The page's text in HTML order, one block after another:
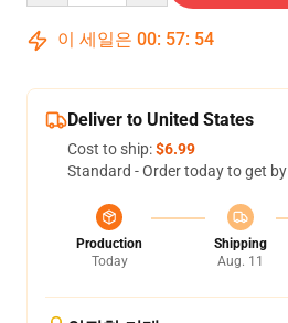
이 세일은 00: 57: 54
Deliver to United States
Cost to ship:$6.99
Standard - Order today to get by
Production
Today
Shipping
Aug. 11